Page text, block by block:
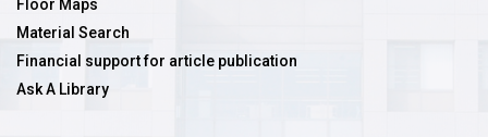
Floor Maps
Material Search
Financial support for article publication
Ask A Library